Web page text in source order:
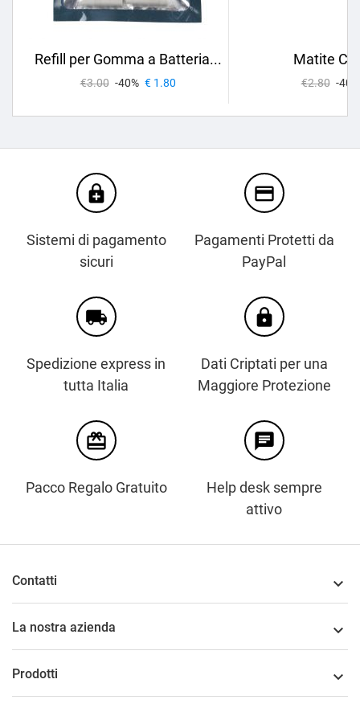
Refill per Gomma a Batteria...
€3.00 -40% € 1.80
Matite
€2.80 -40%
enhanced_encryption
Sistemi di pagamento
sicuri
credit_card
Pagamenti Protetti da
PayPal
local_shipping
Spedizione express in
tutta Italia
https
Dati Criptati per una
Maggiore Protezione
card_giftcard
Pacco Regalo Gratuito
chat
Help desk sempre
attivo
Contatti 
La nostra azienda 
Prodotti 